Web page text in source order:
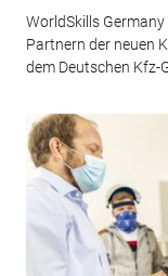
WorldSkills
Partnern der neuen
dem Deutschen Kfz-